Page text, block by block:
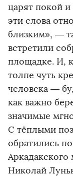
царят покой
эти слова
близким», —
встретили
площадке. И,
толпе чуть
человека —
как важно
значимые
С тёплыми
обратились
Николай